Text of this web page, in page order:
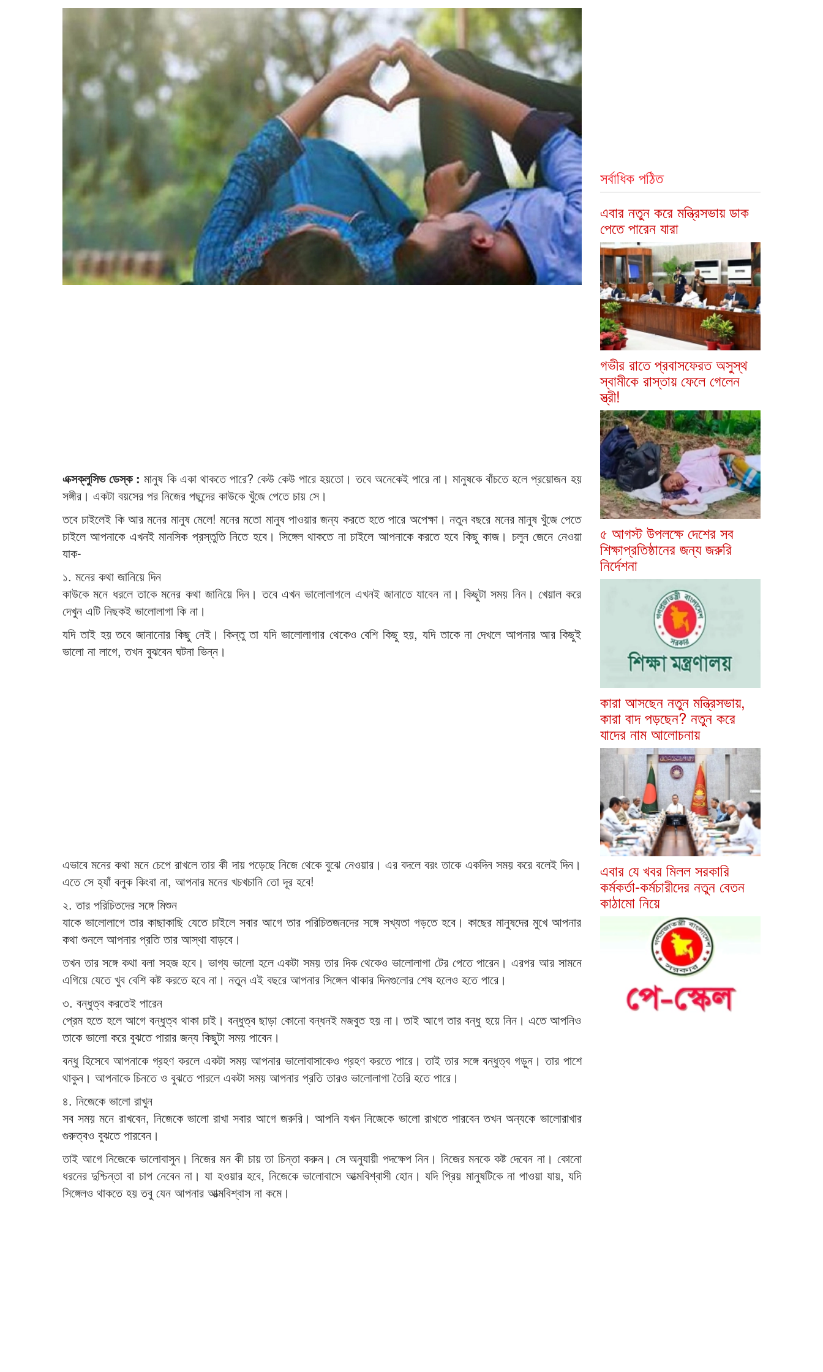
এক্সক্লুসিভ ডেস্ক :মানুষ কি একা থাকতে পারে? কেউ কেউ পারে হয়তো। তবে অনেকেই পারে না। মানুষকে বাঁচতে হলে প্রয়োজন হয়
সঙ্গীর। একটা বয়সের পর নিজের পছন্দের কাউকে খুঁজে পেতে চায় সে।
তবে চাইলেই কি আর মনের মানুষ মেলে! মনের মতো মানুষ পাওয়ার জন্য করতে হতে পারে অপেক্ষা। নতুন বছরে মনের মানুষ খুঁজে পেতে
চাইলে আপনাকে এখনই মানসিক প্রস্তুতি নিতে হবে। সিঙ্গেল থাকতে না চাইলে আপনাকে করতে হবে কিছু কাজ। চলুন জেনে নেওয়া
যাক-
১. মনের কথা জানিয়ে দিন
কাউকে মনে ধরলে তাকে মনের কথা জানিয়ে দিন। তবে এখন ভালোলাগলে এখনই জানাতে যাবেন না। কিছুটা সময় নিন। খেয়াল করে
দেখুন এটি নিছকই ভালোলাগা কি না।
যদি তাই হয় তবে জানানোর কিছু নেই। কিন্তু তা যদি ভালোলাগার থেকেও বেশি কিছু হয়, যদি তাকে না দেখলে আপনার আর কিছুই
ভালো না লাগে, তখন বুঝবেন ঘটনা ভিন্ন।
এভাবে মনের কথা মনে চেপে রাখলে তার কী দায় পড়েছে নিজে থেকে বুঝে নেওয়ার। এর বদলে বরং তাকে একদিন সময় করে বলেই দিন।
এতে সে হ্যাঁ বলুক কিংবা না, আপনার মনের খচখচানি তো দূর হবে!
২. তার পরিচিতদের সঙ্গে মিশুন
যাকে ভালোলাগে তার কাছাকাছি যেতে চাইলে সবার আগে তার পরিচিতজনদের সঙ্গে সখ্যতা গড়তে হবে। কাছের মানুষদের মুখে আপনার
কথা শুনলে আপনার প্রতি তার আস্থা বাড়বে।
তখন তার সঙ্গে কথা বলা সহজ হবে। ভাগ্য ভালো হলে একটা সময় তার দিক থেকেও ভালোলাগা টের পেতে পারেন। এরপর আর সামনে
এগিয়ে যেতে খুব বেশি কষ্ট করতে হবে না। নতুন এই বছরে আপনার সিঙ্গেল থাকার দিনগুলোর শেষ হলেও হতে পারে।
৩. বন্ধুত্ব করতেই পারেন
প্রেম হতে হলে আগে বন্ধুত্ব থাকা চাই। বন্ধুত্ব ছাড়া কোনো বন্ধনই মজবুত হয় না। তাই আগে তার বন্ধু হয়ে নিন। এতে আপনিও
তাকে ভালো করে বুঝতে পারার জন্য কিছুটা সময় পাবেন।
বন্ধু হিসেবে আপনাকে গ্রহণ করলে একটা সময় আপনার ভালোবাসাকেও গ্রহণ করতে পারে। তাই তার সঙ্গে বন্ধুত্ব গড়ুন। তার পাশে
থাকুন। আপনাকে চিনতে ও বুঝতে পারলে একটা সময় আপনার প্রতি তারও ভালোলাগা তৈরি হতে পারে।
৪. নিজেকে ভালো রাখুন
সব সময় মনে রাখবেন, নিজেকে ভালো রাখা সবার আগে জরুরি। আপনি যখন নিজেকে ভালো রাখতে পারবেন তখন অন্যকে ভালোরাখার
গুরুত্বও বুঝতে পারবেন।
তাই আগে নিজেকে ভালোবাসুন। নিজের মন কী চায় তা চিন্তা করুন। সে অনুযায়ী পদক্ষেপ নিন। নিজের মনকে কষ্ট দেবেন না। কোনো
ধরনের দুশ্চিন্তা বা চাপ নেবেন না। যা হওয়ার হবে, নিজেকে ভালোবাসে আত্মবিশ্বাসী হোন। যদি প্রিয় মানুষটিকে না পাওয়া যায়, যদি
সিঙ্গেলও থাকতে হয় তবু যেন আপনার আত্মবিশ্বাস না কমে।
সর্বাধিক পঠিত
এবার নতুন করে মন্ত্রিসভায় ডাক
পেতে পারেন যারা
গভীর রাতে প্রবাসফেরত অসুস্থ
স্বামীকে রাস্তায় ফেলে গেলেন
স্ত্রী!
৫ আগস্ট উপলক্ষে দেশের সব
শিক্ষাপ্রতিষ্ঠানের জন্য জরুরি
নির্দেশনা
কারা আসছেন নতুন মন্ত্রিসভায়,
কারা বাদ পড়ছেন? নতুন করে
যাদের নাম আলোচনায়
এবার যে খবর মিলল সরকারি
কর্মকর্তা-কর্মচারীদের নতুন বেতন
কাঠামো নিয়ে